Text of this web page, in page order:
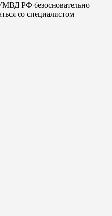
РФ безосновательно
со специалистом